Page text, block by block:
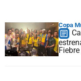
Copa